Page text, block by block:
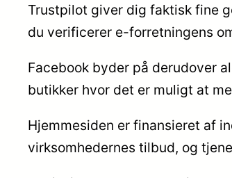
Trustpilot giver dig faktisk fine
du verificerer e-forretningens
Facebook byder på derudover
butikker hvor det er muligt at
Hjemmesiden er finansieret af
virksomhedernes tilbud, og